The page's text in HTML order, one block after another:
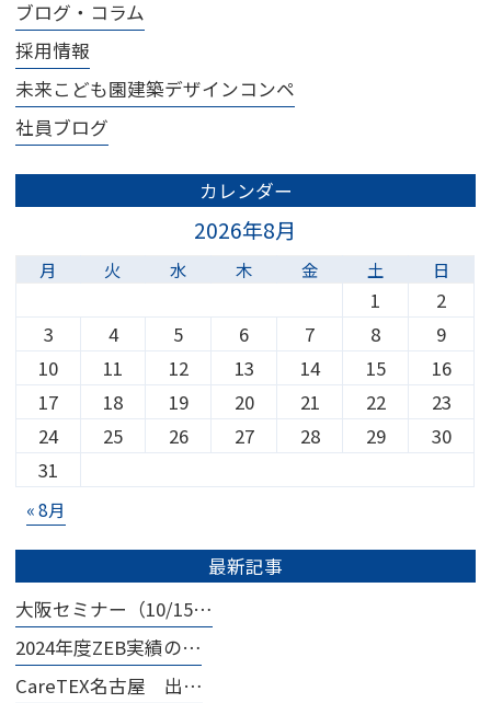
ブログ・コラム
採用情報
未来こども園建築デザインコンペ
社員ブログ
カレンダー
2026年8月
月 火 水 木 金 土 日
« 8月
1
2
3
4 5 6 7 8
9
10
11 12 13 14 15
16
17
18 19 20 21 22
23
24
25 26 27 28 29
30
31
最新記事
大阪セミナー（10/15…
2024年度ZEB実績の…
CareTEX名古屋 出…